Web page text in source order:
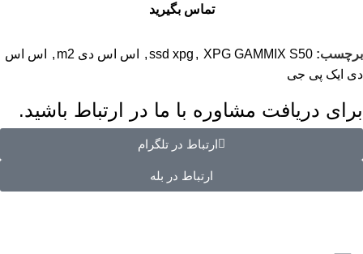
تماس بگیرید
برچسب: ssd xpg , XPG GAMMIX S50
, اس اس دی m2 ,
اس اس
دی ایک پی جی
برای دریافت مشاوره با ما در ارتباط باشید.
ارتباط در تلگرام
ارتباط در بله